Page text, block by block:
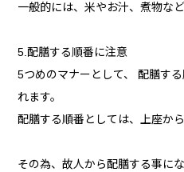
一般的には、米やお汁、煮物な
5.配膳する順番に注意
5つめのマナーとして、 配膳す
れます。
配膳する順番としては、上座から
その為、故人から配膳する事にな